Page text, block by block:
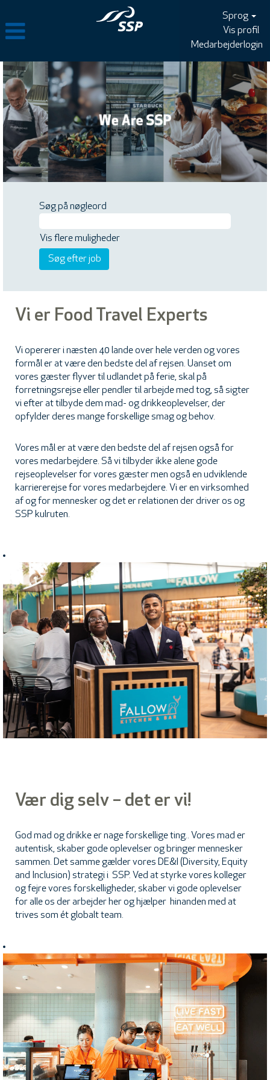
Sprog
Vis profil
Medarbejderlogin
Søg på nøgleord
Vis flere muligheder
Vi er Food Travel Experts
Vi opererer i næsten 40 lande over hele verden og vores
formål er at være den bedste del af rejsen. Uanset om
vores gæster flyver til udlandet på ferie, skal på
forretningsrejse eller pendler til arbejde med tog, så sigter
vi efter at tilbyde dem mad- og drikkeoplevelser, der
opfylder deres mange forskellige smag og behov.
Vores mål er at være den bedste del af rejsen også for
vores medarbejdere. Så vi tilbyder ikke alene gode
rejseoplevelser for vores gæster men også en udviklende
karriererejse for vores medarbejdere. Vi er en virksomhed
af og for mennesker og det er relationen der driver os og
SSP kulruten.
Vær dig selv – det er vi!
God mad og drikke er nage forskellige ting.. Vores mad er
autentisk, skaber gode oplevelser og bringer mennesker
sammen. Det samme gælder vores DE&I (Diversity, Equity
and Inclusion) strategi i SSP. Ved at styrke vores kolleger
og fejre vores forskelligheder, skaber vi gode oplevelser
for alle os der arbejder her og hjælper hinanden med at
trives som ét globalt team.